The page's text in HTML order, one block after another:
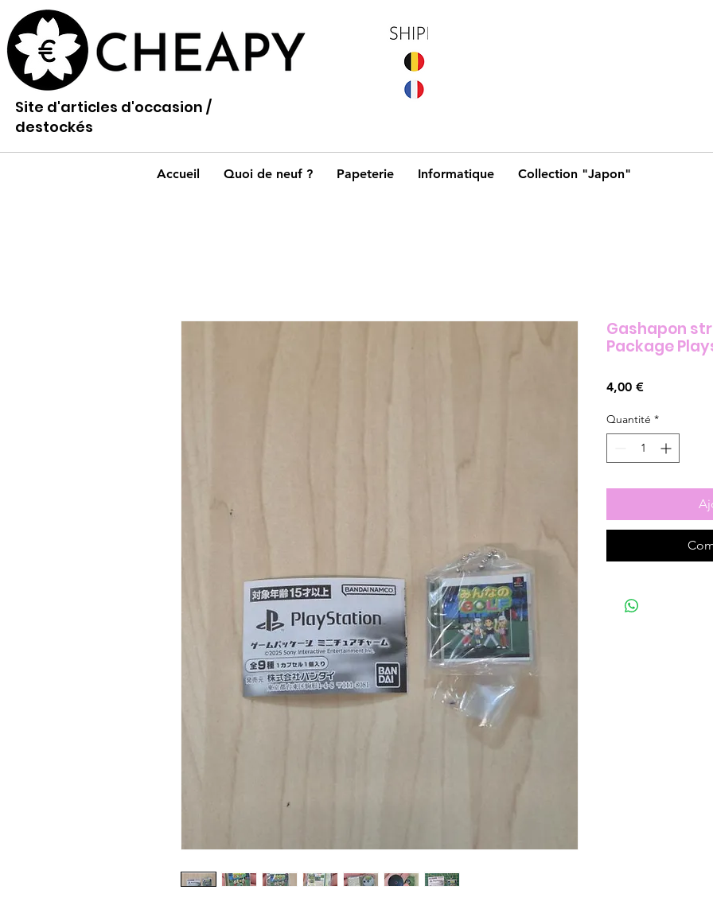
Site d'articles d'occasion /
destockés
Accueil Quoi de neuf ? Papeterie Informatique Collection "Japon"
Gashapon
Package
4,00 €Prix
Quantité *